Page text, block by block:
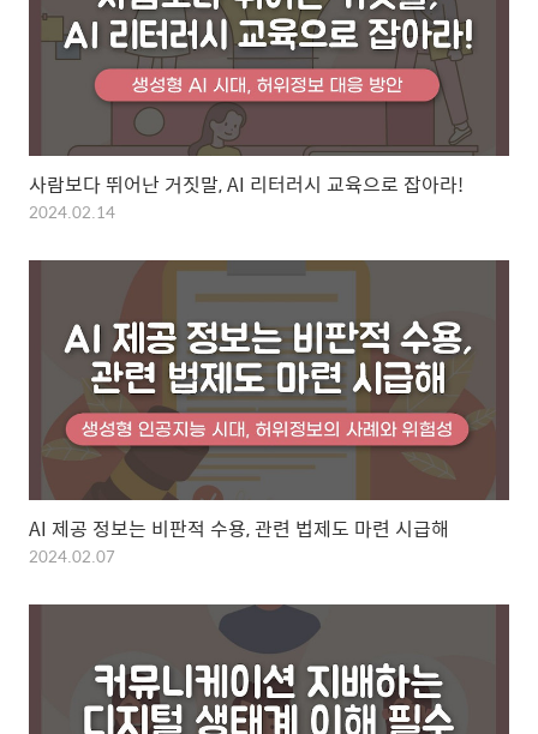
사람보다 뛰어난 거짓말, AI 리터러시 교육으로 잡아라!
2024.02.14
AI 제공 정보는 비판적 수용, 관련 법제도 마련 시급해
2024.02.07